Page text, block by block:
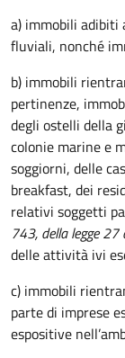
a) immobili
fluviali, nonché
b) immobili
pertinenze,
degli ostelli della
colonie marine e
soggiorni, delle
breakfast, dei
relativi soggetti
743, della legge
delle attività ivi
c) immobili
parte di imprese
espositive